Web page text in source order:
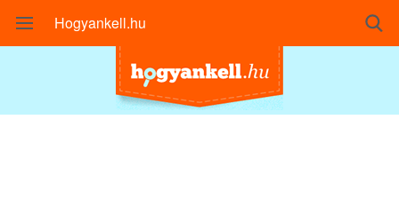
Hogyankell.hu